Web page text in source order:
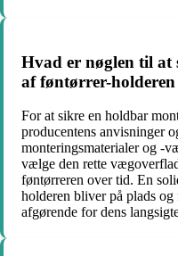
Hvad er nøglen til at
af føntørrer-
For at sikre en holdbar
producentens anvisninger
monteringsmaterialer og -
vælge den rette
føntørreren over tid. En
holderen bliver på plads
afgørende for dens